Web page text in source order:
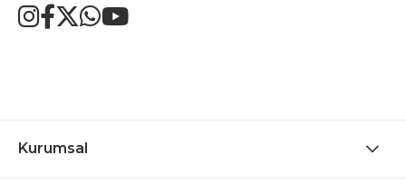
Kurumsal